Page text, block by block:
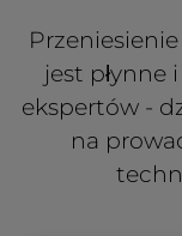
jest płynne
ekspertów -
na